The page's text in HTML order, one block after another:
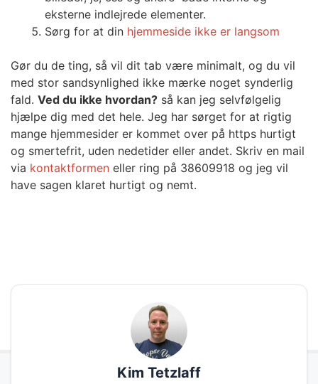
eksterne indlejrede elementer.
Sørg for at din hjemmeside ikke er langsom
Gør du de ting, så vil dit tab være minimalt, og du vil
med stor sandsynlighed ikke mærke noget synderlig
fald. Ved du ikke hvordan? så kan jeg selvfølgelig
hjælpe dig med det hele. Jeg har sørget for at rigtig
mange hjemmesider er kommet over på https hurtigt
og smertefrit, uden nedetider eller andet. Skriv en mail
via kontaktformen eller ring på 38609918 og jeg vil
have sagen klaret hurtigt og nemt.
Kim Tetzlaff